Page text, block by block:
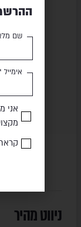
שירות
תשלום
ניווט מהיר
שם
אימייל
אני